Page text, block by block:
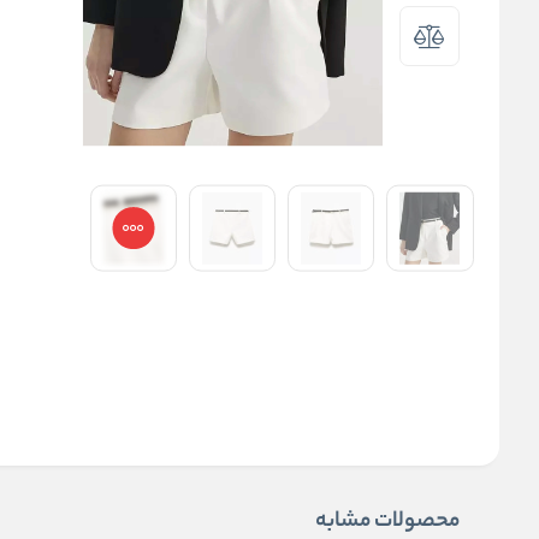
محصولات مشابه